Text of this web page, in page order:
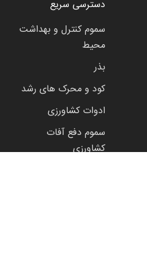
دسترسی سریع
سموم کنترل و بهداشت
محیط
بذر
کود و محرک های رشد
ادوات کشاورزی
سموم دفع آفات
کشاورزی